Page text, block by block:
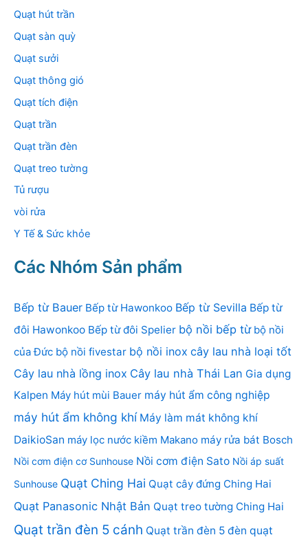
Quạt hút trần
Quạt sàn quỳ
Quạt sưởi
Quạt thông gió
Quạt tích điện
Quạt trần
Quạt trần đèn
Quạt treo tường
Tủ rượu
vòi rửa
Y Tế & Sức khỏe
Các Nhóm Sản phẩm
Bếp từ Bauer Bếp từ Hawonkoo Bếp từ Sevilla Bếp từ
đôi Hawonkoo Bếp từ đôi Spelier bộ nồi bếp từ bộ nồi
của Đức bộ nồi fivestar bộ nồi inox cây lau nhà loại tốt
Cây lau nhà lồng inox Cây lau nhà Thái Lan Gia dụng
Kalpen Máy hút mùi Bauer máy hút ẩm công nghiệp
máy hút ẩm không khí Máy làm mát không khí
DaikioSan máy lọc nước kiềm Makano máy rửa bát Bosch
Nồi cơm điện cơ Sunhouse Nồi cơm điện Sato Nồi áp suất
Sunhouse Quạt Ching Hai Quạt cây đứng Ching Hai
Quạt Panasonic Nhật Bản Quạt treo tường Ching Hai
Quạt trần đèn 5 cánh Quạt trần đèn 5 đèn quạt